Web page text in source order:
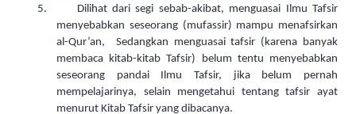
5.
Dilihat dari segi sebab-akibat, menguasai Ilmu Tafsir
menyebabkan seseorang (mufassir) mampu menafsirkan
al-Qur’an, Sedangkan menguasai tafsir (karena banyak
membaca kitab-kitab Tafsir) belum tentu menyebabkan
seseorang pandai Ilmu Tafsir, jika belum pernah
mempelajarinya, selain mengetahui tentang tafsir ayat
menurut Kitab Tafsir yang dibacanya.